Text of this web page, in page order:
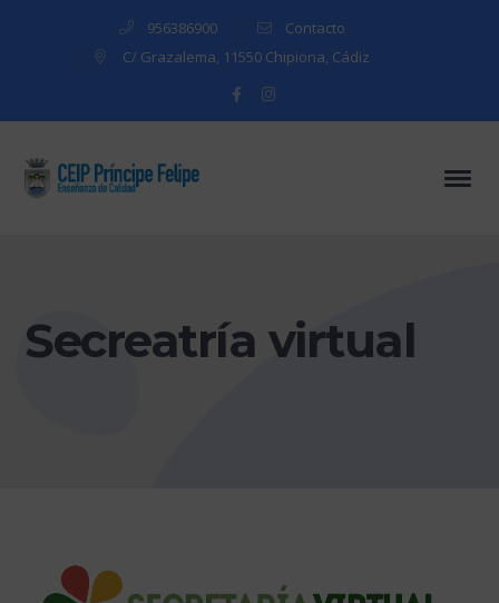
956386900
Contacto
C/ Grazalema, 11550 Chipiona, Cádiz
Facebook
Profile
Instagram
Profile
Secreatría virtual